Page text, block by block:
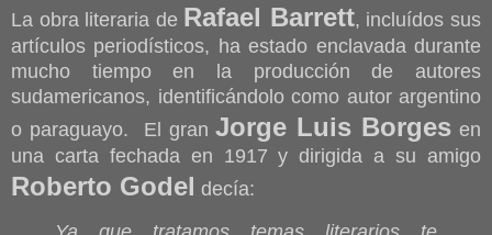
La obra literaria de Rafael Barrett, incluídos sus
artículos periodísticos, ha estado enclavada durante
mucho tiempo en la producción de autores
sudamericanos, identificándolo como autor argentino
o paraguayo. El granJorge Luis Borges en
una carta fechada en 1917 y dirigida a su amigo
Roberto Godel decía: